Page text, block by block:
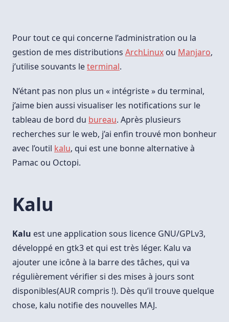
Notification
Pour
Les
Mis
ArchLinux
/
Manjaro
Pour tout ce qui concerne l’administration ou la
gestion de mes distributions ArchLinux ou Manjaro,
j’utilise souvants leterminal.
N’étant pas non plus un « intégriste » du terminal,
j’aime bien aussi visualiser les notifications sur le
tableau de bord du bureau. Après plusieurs
recherches sur le web, j’ai enfin trouvé mon bonheur
avec l’outil kalu, qui est une bonne alternative à
Pamac ou Octopi.
Kalu
Kalu est une application sous licence GNU/GPLv3,
développé en gtk3 et qui est très léger. Kalu va
ajouter une icône à la barre des tâches, qui va
régulièrement vérifier si des mises à jours sont
disponibles(AUR compris !). Dès qu’il trouve quelque
chose, kalu notifie des nouvelles MAJ.